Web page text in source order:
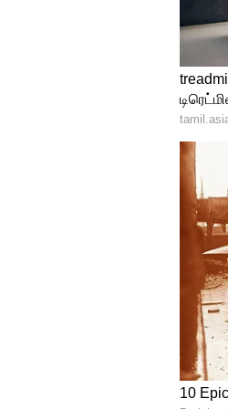
சமீப
கலக்கி
போல்
இயக்கி